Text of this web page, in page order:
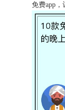
免费app，